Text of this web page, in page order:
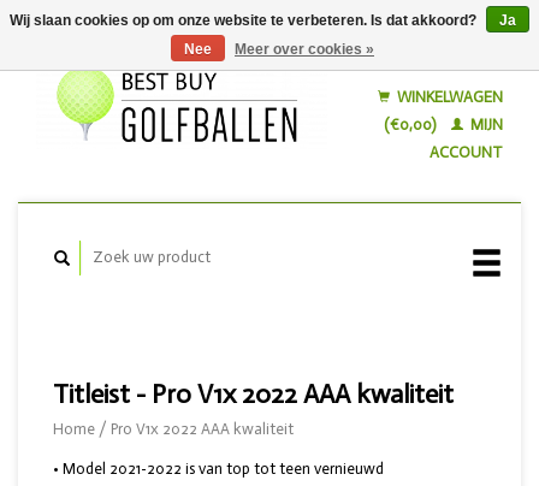
WINKELWAGEN
(€0,00)
MIJN
ACCOUNT
Titleist - Pro V1x 2022 AAA kwaliteit
Home / Pro V1x 2022 AAA kwaliteit
• Model 2021-2022 is van top tot teen vernieuwd
Wij slaan cookies op om onze website te verbeteren. Is dat akkoord?
Ja
Nee
Meer over cookies »